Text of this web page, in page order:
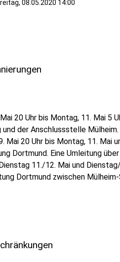
08.05.2020 14:00
20 Uhr bis Montag, 11. Mai 5
und der Anschlussstelle
Mai 20 Uhr bis Montag, 11. Mai
Dortmund. Eine Umleitung
11./12. Mai und
Dortmund zwischen